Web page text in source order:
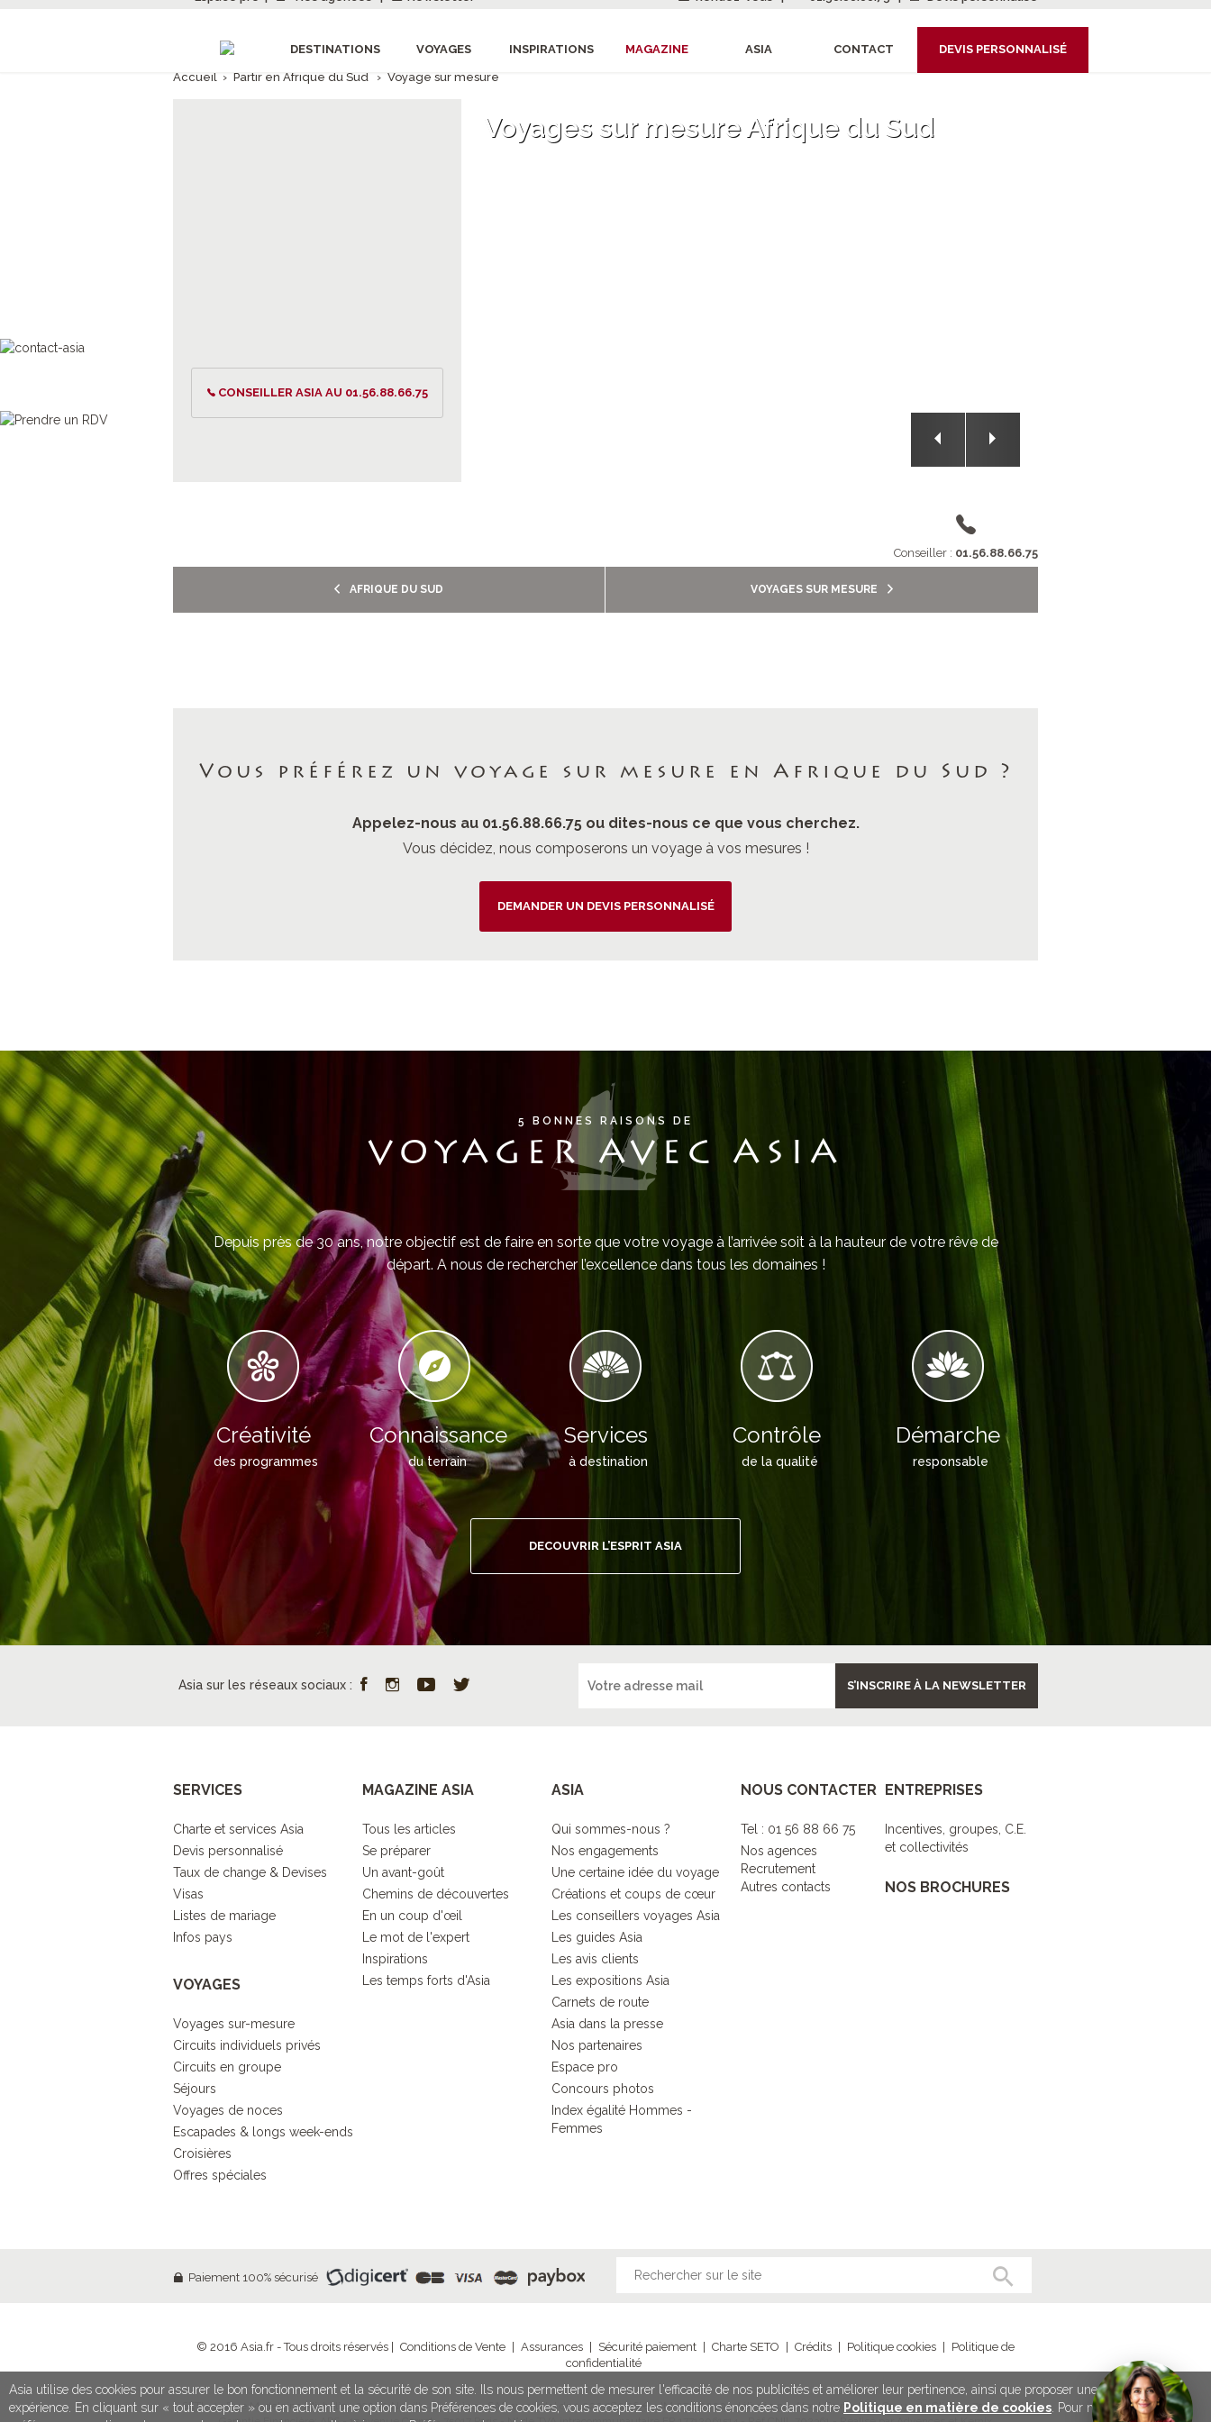
DESTINATIONS VOYAGES INSPIRATIONS MAGAZINE ASIA CONTACT DEVIS PERSONNALISÉ
Accueil › Partir en Afrique du Sud › Voyage sur mesure
Voyages sur mesure Afrique du Sud
CONSEILLER ASIA AU 01.56.88.66.75
Conseiller : 01.56.88.66.75
AFRIQUE DU SUD VOYAGES SUR MESURE
Vous préférez un voyage sur mesure en Afrique du Sud ?
Appelez-nous au 01.56.88.66.75 ou dites-nous ce que vous cherchez.
Vous décidez, nous composerons un voyage à vos mesures !
DEMANDER UN DEVIS PERSONNALISÉ
5 BONNES RAISONS DE
VOYAGER AVEC ASIA
Depuis près de 30 ans, notre objectif est de faire en sorte que votre voyage à l’arrivée soit à la hauteur de votre rêve de
départ. A nous de rechercher l’excellence dans tous les domaines !
Créativité
des programmes
Connaissance
du terrain
Services
à destination
Contrôle
de la qualité
Démarche
responsable
DECOUVRIR L’ESPRIT ASIA
Asia sur les réseaux sociaux : S’INSCRIRE À LA NEWSLETTER
SERVICES
Charte et services Asia
Devis personnalisé
Taux de change & Devises
Visas
Listes de mariage
Infos pays
VOYAGES
Voyages sur-mesure
Circuits individuels privés
Circuits en groupe
Séjours
Voyages de noces
Escapades & longs week-ends
Croisières
Offres spéciales
MAGAZINE ASIA
Tous les articles
Se préparer
Un avant-goût
Chemins de découvertes
En un coup d'œil
Le mot de l'expert
Inspirations
Les temps forts d'Asia
ASIA
Qui sommes-nous ?
Nos engagements
Une certaine idée du voyage
Créations et coups de cœur
Les conseillers voyages Asia
Les guides Asia
Les avis clients
Les expositions Asia
Carnets de route
Asia dans la presse
Nos partenaires
Espace pro
Concours photos
Index égalité Hommes -
Femmes
NOUS CONTACTER
Tel : 01 56 88 66 75
Nos agences
Recrutement
Autres contacts
ENTREPRISES
Incentives, groupes, C.E.
et collectivités
NOS BROCHURES
Paiement 100% sécurisé
© 2016 Asia.fr - Tous droits réservés | Conditions de Vente Assurances Sécurité paiement Charte SETO Crédits Politique cookies
Politique de
confidentialité
SETI - 13 Rue Madeleine Michelis - 92200 Neuilly Sur Seine - SAS au capital de 1 020 980,96 € - IM 075100203 délivrée par Atout France - 79-81 rue de Clichy - 75009 Paris
Asia utilise des cookies pour assurer le bon fonctionnement et la sécurité de son site. Ils nous permettent de mesurer l'efficacité de nos publicités et améliorer leur pertinence, ainsi que proposer une meilleure
expérience. En cliquant sur « tout accepter » ou en activant une option dans Préférences de cookies, vous acceptez les conditions énoncées dans notre Politique en matière de cookies . Pour modifier vos